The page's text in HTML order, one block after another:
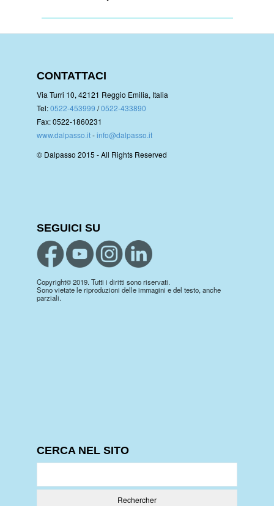
CONTATTACI
Via Turri 10, 42121 Reggio Emilia, Italia
Tel:0522-453999 /0522-433890
Fax: 0522-1860231
www.dalpasso.it-info@dalpasso.it
© Dalpasso 2015 - All Rights Reserved
SEGUICI SU
Copyright© 2019. Tutti i diritti sono riservati.
Sono vietate le riproduzioni delle immagini e del testo, anche
parziali.
CERCA NEL SITO